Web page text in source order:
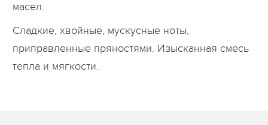
масел.
Сладкие, хвойные, мускусные ноты,
приправленные пряностями. Изысканная смесь
тепла и мягкости.